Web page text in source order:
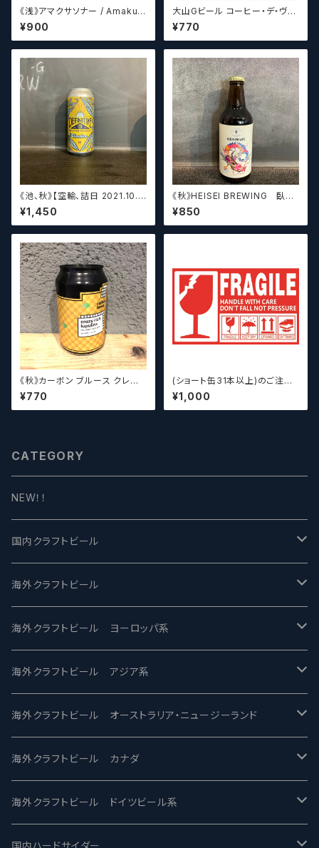
《浅》アマクサソナー / Amakus
a sonar MAGIC CIRCLE 【ク
ラフトビールシザーズ】
¥900
大山Gビール コーヒー・デ・ヴァ
イス【クラフトビール】
¥770
《池、秋》【空輸、詰日 2021.10.2
6】ディフィニティブ エルスウェア
/ Definitive Elsewhere
¥1,450
《秋》HEISEI BREWING 臥龍
長生(がりゅうちょうせい)アメリ
カンペールエール【クラフトビー
ル】
¥850
《秋》カーボン ブルース クレイ
ジーリッチルプリンズ Carbo
n Brews Crazy rich Lupulin
s【クラフトビール】
¥770
(ショート缶31本以上)のご注文
の場合いこちらをご購入くださ
い。 【クラフトビール】
¥1,000
CATEGORY
NEW！！
国内クラフトビール
UCHU BREWING -うちゅうブルーイング
バテレ -VERTERE
2nd Story Ale Works -セカンドストーリー
ビアへるん - Beer Hearn
忽布古丹醸造 - HOP KOTAN
ワイマーケットブルーイング Y.Market Brewing
志賀高原ビール - SIGAKOGEN
海外クラフトビール
Modern Times モダンタイムズ
Maui マウイ
Toppling Goliath トップリンゴライアス
Fair State フェアステイト
Lagunitas ラグニタス
FirestoneWalker ファイアストーン
海外クラフトビール ヨーロッパ系
UnBarred -アンバード
SAIREN /サイレン
ワイルドチャイルド - Wilde Child
BrewDog Brewery - ブリュードッグ
The Flying Inn / ザ フライイング イン
海外クラフトビール アジア系
gweilo-鬼佬 グウァイロ
Heart Of Darkness - ハートオブダークネス
Carbon brews -カーボン
TAIHU - タイフー
海外クラフトビール オーストラリア・ニュージーランド
ROCKY RIDGE - ロッキーリッジ
BODRIGGY BREWING ボッドリッジー
CO-CONSPIRATORS コ・コンスピレーターズ
海外クラフトビール カナダ
Jackie O's ジャッキーオーズ
Westbrook ウェストブルック
海外クラフトビール ドイツビール系
Karmeliten カーメリテン
国内ハードサイダー